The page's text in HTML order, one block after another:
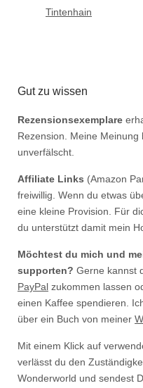
Tintenhain
Gut zu wissen
Rezensionsexemplare
Rezension. Meine
unverfälscht.
Affiliate Links (Amazon
freiwillig. Wenn du etwas
eine kleine Provision. Für
du unterstützt damit mein
Möchtest du mich und
supporten? Gerne kannst
PayPal zukommen lassen
einen Kaffee spendieren.
über ein Buch von meiner
Mit einem Klick auf
verlässt du den
Wonderworld und sendest